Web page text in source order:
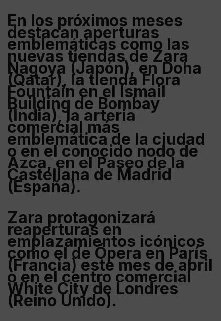
En los próximos meses
destacan aperturas
emblemáticas como las
nuevas tiendas deZara
Nagoya (Japón), enDoha
(Qatar), la tienda Flora
Fountainen elIsmail
Building de Bombay
(India), la arteria
comercial más
emblemática de la ciudad
o en el conocido nodo de
Azca, en elPaseo de la
Castellana de Madrid
(España).
Zara protagonizará
reaperturas en
emplazamientos icónicos
como el deÓpera en París
(Francia) este mes de abril
o en el centro comercial
White City de Londres
(Reino Unido).